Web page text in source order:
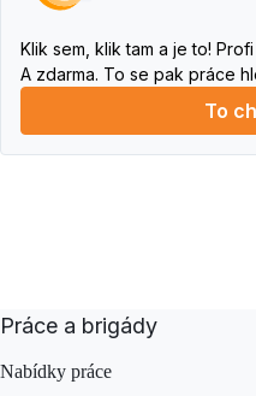
Klik sem, klik tam a je to!
A zdarma. To se pak práce
To
Práce a brigády
Nabídky práce